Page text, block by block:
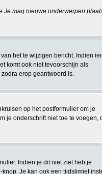
Je mag nieuwe onderwerpen
het te wijzigen bericht. Indien
komt ook niet tevoorschijn als
erop geantwoord is.
op het postformulier om je
je onderschrift niet toe te voegen,
Indien je dit niet ziet heb je
-knop. Je kan ook een tijdslimiet